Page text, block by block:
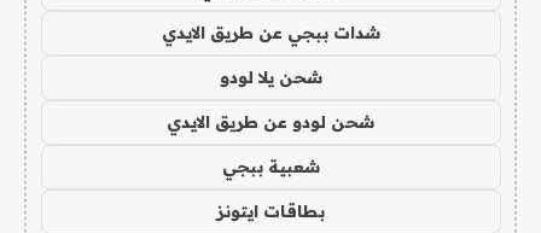
شدات ببجي عن طريق الايدي
شحن يلا لودو
شحن لودو عن طريق الايدي
شعبية ببجي
بطاقات ايتونز